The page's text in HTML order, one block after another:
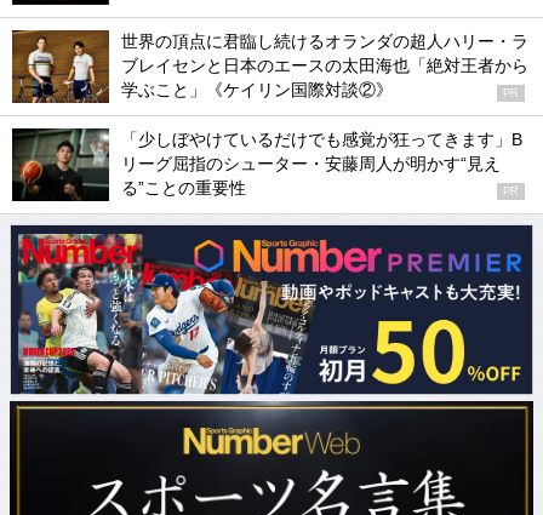
世界の頂点に君臨し続けるオランダの超人ハリー・ラ
ブレイセンと日本のエースの太田海也「絶対王者から
学ぶこと」《ケイリン国際対談②》
PR
「少しぼやけているだけでも感覚が狂ってきます」B
リーグ屈指のシューター・安藤周人が明かす“見え
る”ことの重要性
PR